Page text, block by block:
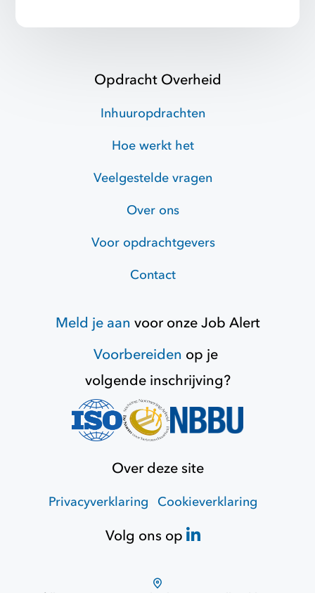
Opdracht Overheid
Inhuuropdrachten
Hoe werkt het
Veelgestelde vragen
Over ons
Voor opdrachtgevers
Contact
Meld je aan voor onzeJob Alert
Voorbereiden op je
volgende inschrijving?
Over deze site
Privacyverklaring Cookieverklaring
Volg ons op